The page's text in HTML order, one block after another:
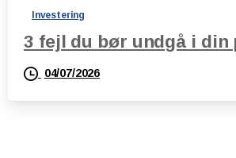
Investering
3 fejl du bør undgå i
04/07/2026